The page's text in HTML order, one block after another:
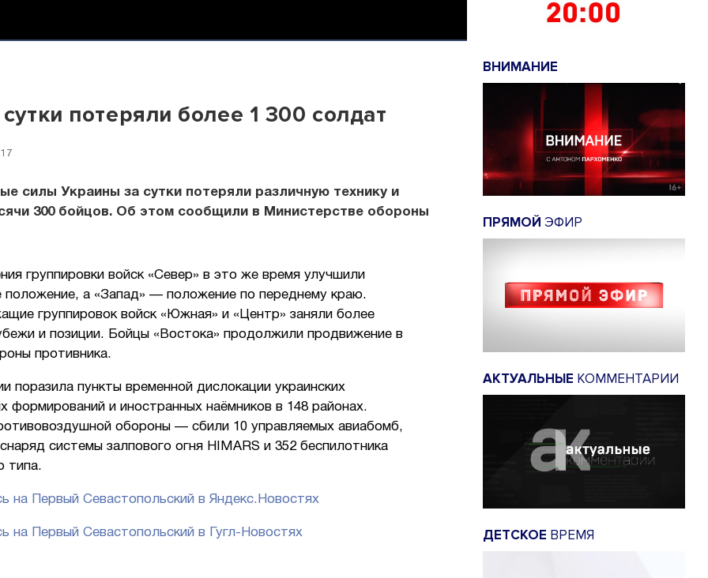
потеряли более 1 300 солдат
силы Украины за сутки потеряли различную технику и
300 бойцов. Об этом сообщили в Министерстве обороны
группировки войск «Север» в это же время улучшили
положение, а «Запад» — положение по переднему краю.
группировок войск «Южная» и «Центр» заняли более
и позиции. Бойцы «Востока» продолжили продвижение в
противника.
поразила пункты временной дислокации украинских
формирований и иностранных наёмников в 148 районах.
обороны — сбили 10 управляемых авиабомб,
системы залпового огня HIMARS и 352 беспилотника
типа.
на Первый Севастопольский в Яндекс.Новостях
на Первый Севастопольский в Гугл-Новостях
ВНИМАНИЕ
ПРЯМОЙ ЭФИР
АКТУАЛЬНЫЕ КОММЕНТАРИИ
ДЕТСКОЕ ВРЕМЯ